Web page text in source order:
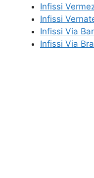
Infissi
Infissi
Infissi Via
Infissi Via